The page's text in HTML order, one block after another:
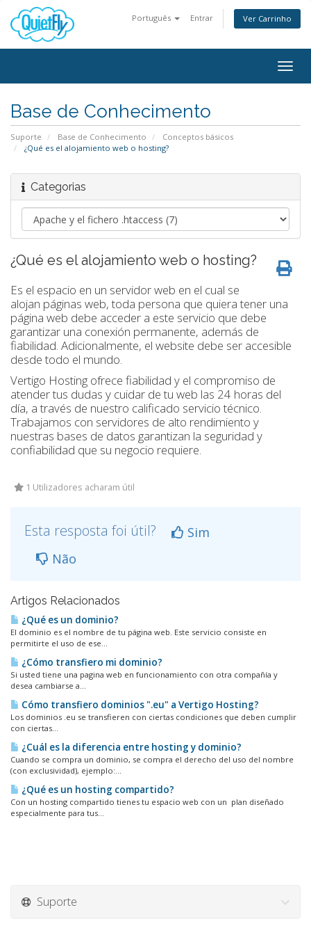
Português Entrar Ver Carrinho
Base de Conhecimento
Suporte Base de Conhecimento
Conceptos básicos
¿Qué es el alojamiento web o hosting?
Categorias
¿Qué es el alojamiento web o hosting?
Es el espacio en un servidor web en el cual se
alojan páginas web, toda persona que quiera tener una
página web debe acceder a este servicio que debe
garantizar una conexión permanente, además de
fiabilidad. Adicionalmente, el website debe ser accesible
desde todo el mundo.
Vertigo Hosting ofrece fiabilidad y el compromiso de
atender tus dudas y cuidar de tu web las 24 horas del
día, a través de nuestro calificado servicio técnico.
Trabajamos con servidores de alto rendimiento y
nuestras bases de datos garantizan la seguridad y
confiabilidad que su negocio requiere.
1 Utilizadores acharam útil
Esta resposta foi útil?
Sim
Não
Artigos Relacionados
¿Qué es un dominio?
El dominio es el nombre de tu página web. Este servicio consiste en
permitirte el uso de ese...
¿Cómo transfiero mi dominio?
Si usted tiene una pagina web en funcionamiento con otra compañía y
desea cambiarse a...
Cómo transfiero dominios ".eu" a Vertigo Hosting?
Los dominios .eu se transfieren con ciertas condiciones que deben cumplir
con ciertas...
¿Cuál es la diferencia entre hosting y dominio?
Cuando se compra un dominio, se compra el derecho del uso del nombre
(con exclusividad), ejemplo:...
¿Qué es un hosting compartido?
Con un hosting compartido tienes tu espacio web con un plan diseñado
especialmente para tus...
Suporte